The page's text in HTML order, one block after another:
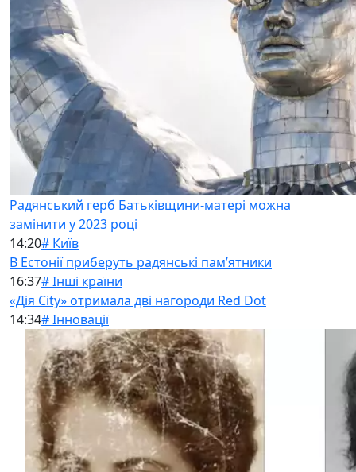
Радянський герб Батьківщини-матері можна
замінити у 2023 році
14:20# Київ
В Естонії приберуть радянські памʼятники
16:37# Інші країни
«Дія City» отримала дві нагороди Red Dot
14:34# Інновації